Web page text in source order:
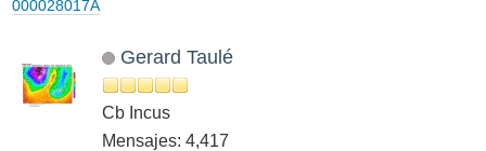
000028017A
Gerard Taulé
Cb Incus
Mensajes: 4,417